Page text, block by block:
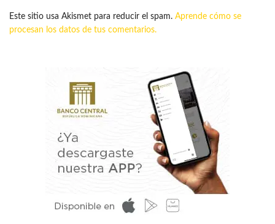
Este sitio usa Akismet para reducir el spam. Aprende cómo se
procesan los datos de tus comentarios.